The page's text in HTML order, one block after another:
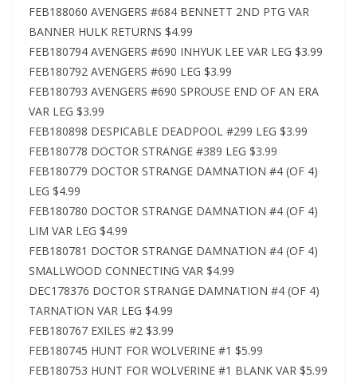
FEB188060 AVENGERS #684 BENNETT 2ND PTG VAR
BANNER HULK RETURNS $4.99
FEB180794 AVENGERS #690 INHYUK LEE VAR LEG $3.99
FEB180792 AVENGERS #690 LEG $3.99
FEB180793 AVENGERS #690 SPROUSE END OF AN ERA
VAR LEG $3.99
FEB180898 DESPICABLE DEADPOOL #299 LEG $3.99
FEB180778 DOCTOR STRANGE #389 LEG $3.99
FEB180779 DOCTOR STRANGE DAMNATION #4 (OF 4)
LEG $4.99
FEB180780 DOCTOR STRANGE DAMNATION #4 (OF 4)
LIM VAR LEG $4.99
FEB180781 DOCTOR STRANGE DAMNATION #4 (OF 4)
SMALLWOOD CONNECTING VAR $4.99
DEC178376 DOCTOR STRANGE DAMNATION #4 (OF 4)
TARNATION VAR LEG $4.99
FEB180767 EXILES #2 $3.99
FEB180745 HUNT FOR WOLVERINE #1 $5.99
FEB180753 HUNT FOR WOLVERINE #1 BLANK VAR $5.99